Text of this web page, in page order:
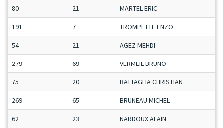
80 21 MARTEL ERIC
191 7 TROMPETTE ENZO
54 21 AGEZ MEHDI
279 69 VERMEIL BRUNO
75 20 BATTAGLIA CHRISTIAN
269 65 BRUNEAU MICHEL
62 23 NARDOUX ALAIN